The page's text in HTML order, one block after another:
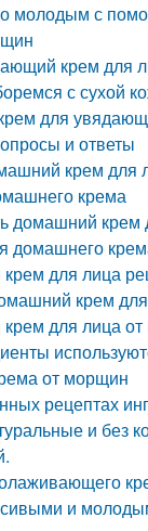
молодым с
крем для
с сухой
для
и ответы
крем для
крема
домашний крем
домашнего
для лица
крем
для лица
от морщин
рецептах
и без
и